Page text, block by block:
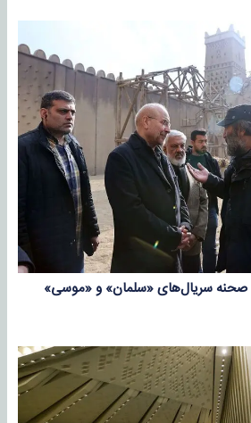
صحنه سریال‌های «سلمان» و «موسی»